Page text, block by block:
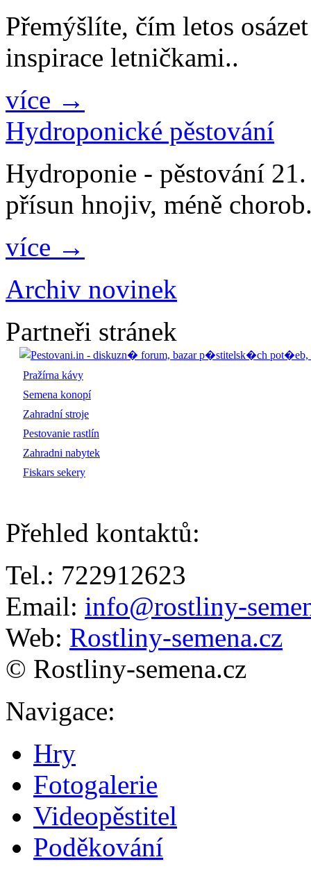
Přemýšlíte, čím letos
inspirace letničkami..
více →
Hydroponické pěstování
Hydroponie - pěstování
přísun hnojiv, méně
více →
Archiv novinek
Partneři stránek
Pražírna kávy
Semena konopí
Zahradní stroje
Pestovanie rastlín
Zahradni nabytek
Fiskars sekery
Přehled kontaktů:
Tel.: 722912623
Email: info@rostliny-
Web: Rostliny-semena.cz
© Rostliny-semena.cz
Navigace:
Hry
Fotogalerie
Videopěstitel
Poděkování